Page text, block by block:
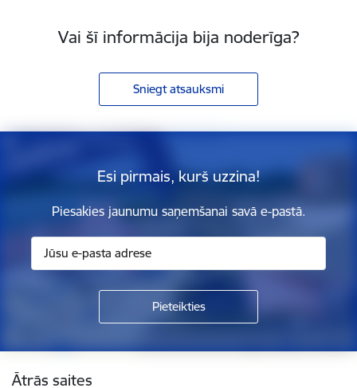
Vai šī informācija bija noderīga?
Sniegt atsauksmi
Esi pirmais, kurš uzzina!
Piesakies jaunumu saņemšanai savā e-pastā.
Ātrās saites